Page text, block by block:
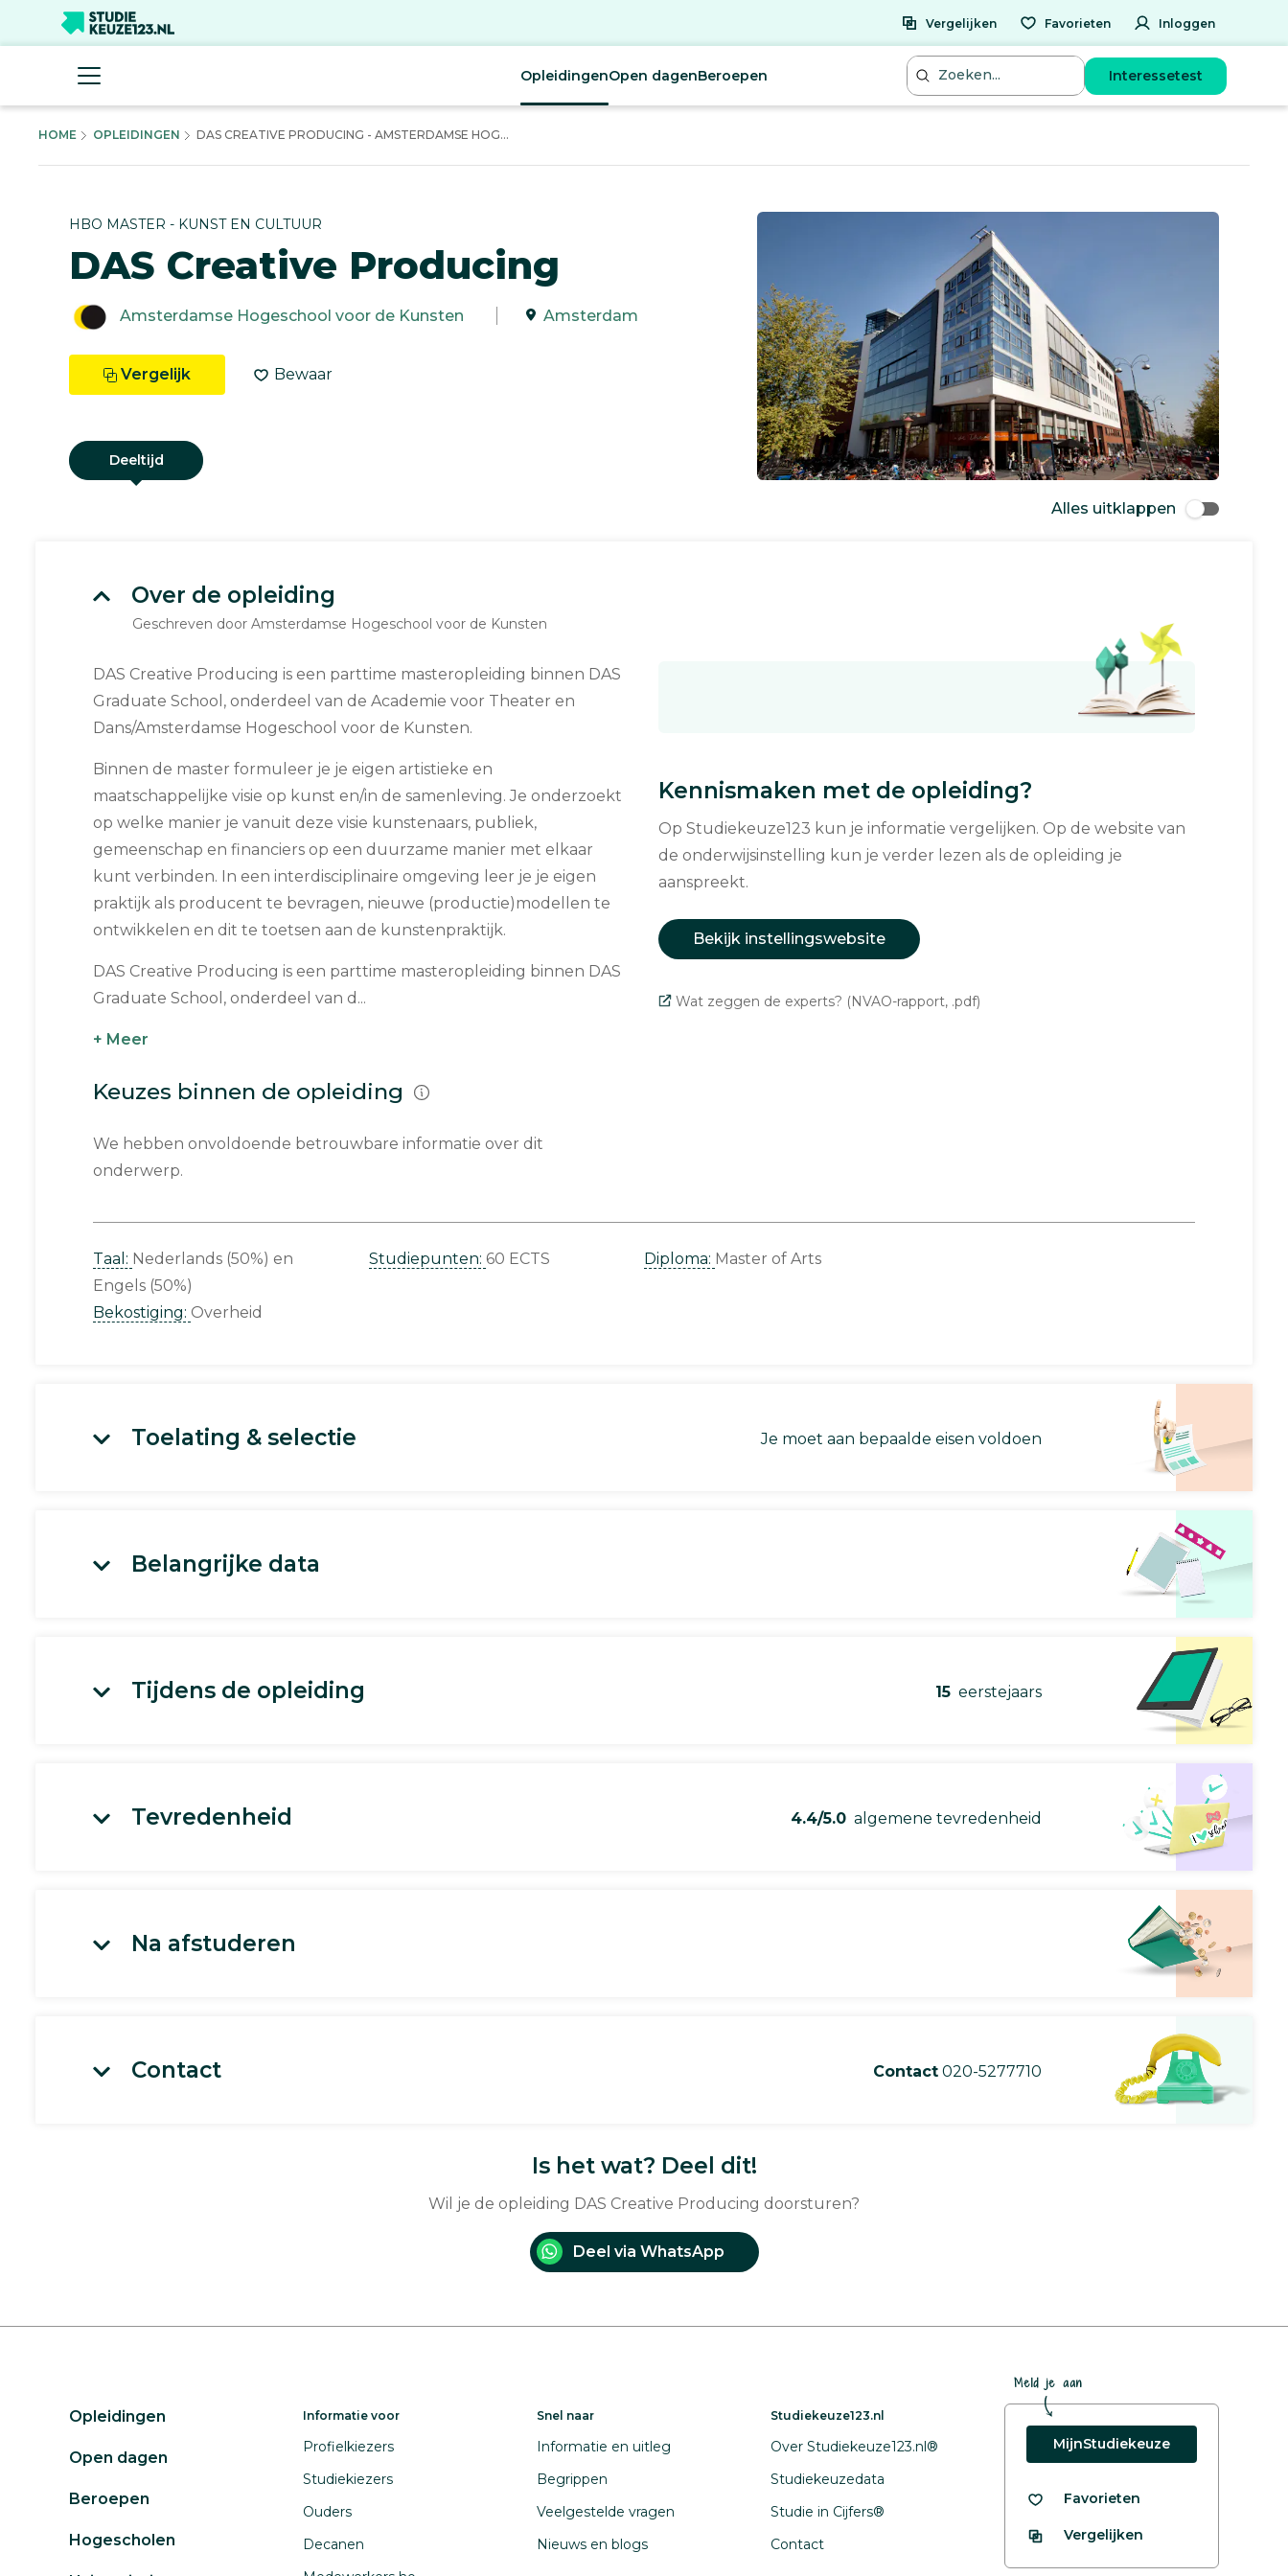
Vergelijken Favorieten Inloggen
OpleidingenOpen dagenBeroepen Interessetest
HOME OPLEIDINGEN DAS CREATIVE PRODUCING - AMSTERDAMSE HOG...
HBO MASTER - KUNST EN CULTUUR
DAS Creative Producing
Amsterdamse Hogeschool voor de Kunsten Amsterdam
Vergelijk Bewaar
Deeltijd
Alles uitklappen
Over de opleiding
Geschreven door Amsterdamse Hogeschool voor de Kunsten
DAS Creative Producing is een parttime masteropleiding binnen DAS
Graduate School, onderdeel van de Academie voor Theater en
Dans/Amsterdamse Hogeschool voor de Kunsten.
Binnen de master formuleer je je eigen artistieke en
maatschappelijke visie op kunst en/in de samenleving. Je onderzoekt
op welke manier je vanuit deze visie kunstenaars, publiek,
gemeenschap en financiers op een duurzame manier met elkaar
kunt verbinden. In een interdisciplinaire omgeving leer je je eigen
praktijk als producent te bevragen, nieuwe (productie)modellen te
ontwikkelen en dit te toetsen aan de kunstenpraktijk.
DAS Creative Producing is een parttime masteropleiding binnen DAS
Graduate School, onderdeel van d...
+ Meer
Keuzes binnen de opleiding
We hebben onvoldoende betrouwbare informatie over dit
onderwerp.
Kennismaken met de opleiding?
Op Studiekeuze123 kun je informatie vergelijken. Op de website van
de onderwijsinstelling kun je verder lezen als de opleiding je
aanspreekt.
Bekijk instellingswebsite
Wat zeggen de experts? (NVAO-rapport, .pdf)
Taal: Nederlands (50%)
Engels (50%)
Bekostiging: Overheid
Studiepunten: 60 ECTS Diploma: Master of Arts
Toelating & selectie Je moet aan bepaalde eisen voldoen
Belangrijke data
Tijdens de opleiding 15 eerstejaars
Tevredenheid 4.4/5.0 algemene tevredenheid
Na afstuderen
Contact Contact 020-5277710
Is het wat? Deel dit!
Wil je de opleiding DAS Creative Producing doorsturen?
Deel via WhatsApp
Opleidingen
Open dagen
Beroepen
Hogescholen
Informatie voor
Profielkiezers
Studiekiezers
Ouders
Decanen
Snel naar
Informatie en uitleg
Begrippen
Veelgestelde vragen
Nieuws en blogs
Studiekeuze123.nl
Over Studiekeuze123.nl®
Studiekeuzedata
Studie in Cijfers®
Contact
Meld je aan
MijnStudiekeuze
Favorieten
Vergelijken